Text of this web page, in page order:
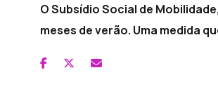
O Subsídio Social de
meses de verão. Uma medida